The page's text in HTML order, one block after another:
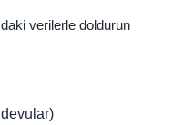
verilerle doldurun